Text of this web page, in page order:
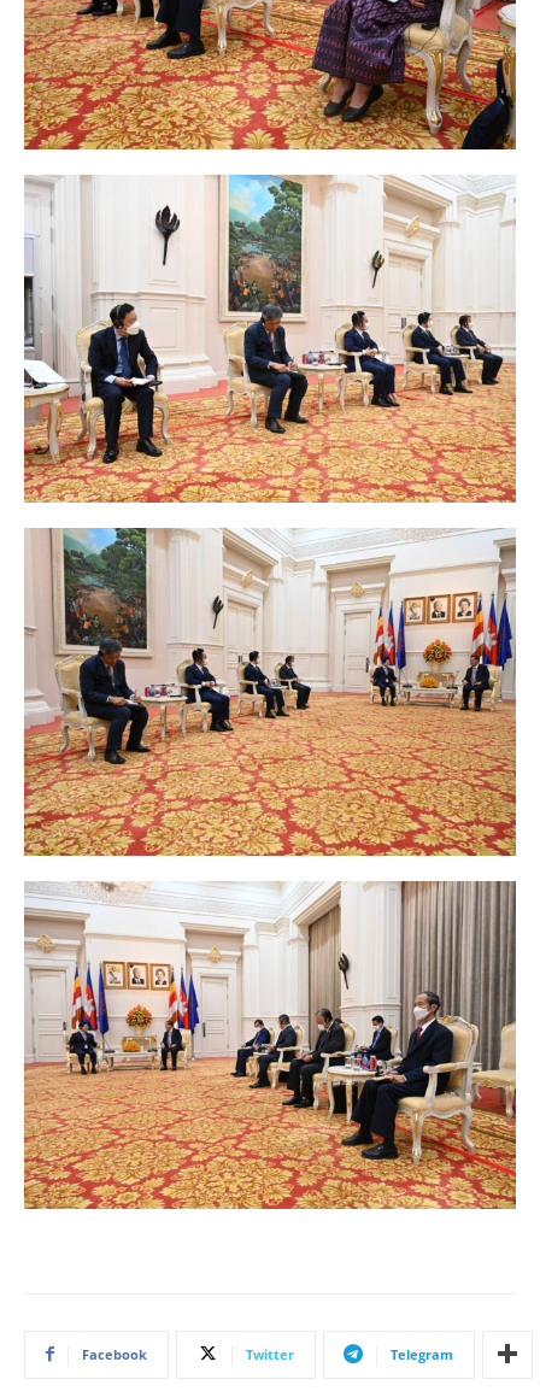
Facebook Twitter Telegram